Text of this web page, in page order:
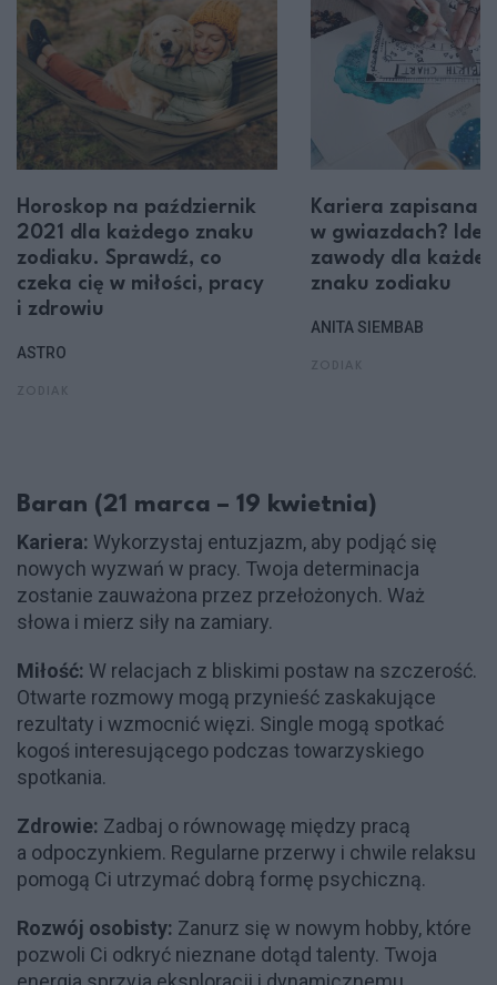
Horoskop na październik
2021 dla każdego znaku
zodiaku. Sprawdź, co
czeka cię w miłości, pracy
i zdrowiu
ASTRO
Kariera zapisana
w gwiazdach?
zawody dla
znaku zodiaku
ANITA SIEMBAB
Baran (21 marca – 19 kwietnia)
Kariera: Wykorzystaj entuzjazm, aby podjąć się
nowych wyzwań w pracy. Twoja determinacja
zostanie zauważona przez przełożonych. Waż
słowa i mierz siły na zamiary.
Miłość: W relacjach z bliskimi postaw na szczerość.
Otwarte rozmowy mogą przynieść zaskakujące
rezultaty i wzmocnić więzi. Single mogą spotkać
kogoś interesującego podczas towarzyskiego
spotkania.
Zdrowie: Zadbaj o równowagę między pracą
a odpoczynkiem. Regularne przerwy i chwile relaksu
pomogą Ci utrzymać dobrą formę psychiczną.
Rozwój osobisty: Zanurz się w nowym hobby, które
pozwoli Ci odkryć nieznane dotąd talenty. Twoja